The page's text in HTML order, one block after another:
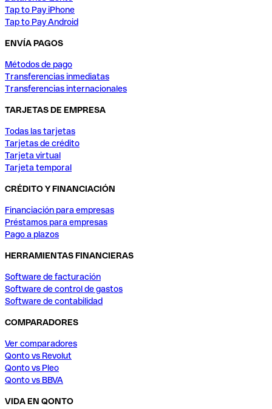
Tap to Pay iPhone
Tap to Pay Android
ENVÍA PAGOS
Métodos de pago
Transferencias inmediatas
Transferencias internacionales
TARJETAS DE EMPRESA
Todas las tarjetas
Tarjetas de crédito
Tarjeta virtual
Tarjeta temporal
CRÉDITO Y FINANCIACIÓN
Financiación para empresas
Préstamos para empresas
Pago a plazos
HERRAMIENTAS FINANCIERAS
Software de facturación
Software de control de gastos
Software de contabilidad
COMPARADORES
Ver comparadores
Qonto vs Revolut
Qonto vs Pleo
Qonto vs BBVA
VIDA EN QONTO